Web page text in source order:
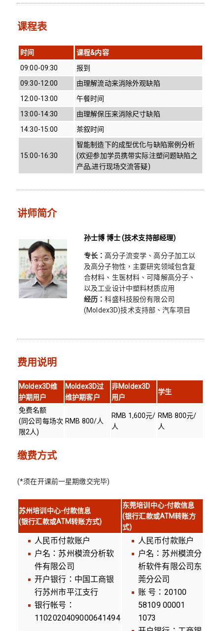
课程表
时间
课程&内容
09:00-09:30
报到
09:30-12:00
由理解流动来消除外观缺陷
12:00-13:00
午餐时间
13:00-14:30
由理解保压来消除尺寸缺陷
14:30-15:00
茶叙时间
15:00-16:30
智能制造下的成型优化与缺陷案例分析
(欢迎参加学员携带实际注塑问题缺陷之
产品,进行现场交流答疑)
讲师简介
孙士博 博士 (技术支持部经理)
专长：高分子流变学、高分子加工以
及高分子物性，主要研究领域包含复
合材料、生医材料、可降解高分子、
以及工业设计中塑料材质应用
经历：科盛科技股份有限公司
(Moldex3D)技术支持部、汽车项目
费用说明
Moldex3D维
护期用户
Moldex3D过
维护期客户
非Moldex3D
用户
学生
免费名额
(同公司每场次
限2人)
RMB 800/人
RMB 1,600元/
人
RMB 800元/
人
缴费方式
(*须在开课前一星期缴交完毕)
苏州培训中心-付款信息
(银行汇款或ATM转账方式)
东莞培训中心-付款信息
(银行汇款或ATM转账方
式)
人民币付款账户
户名：苏州模流分析软
件有限公司
开户银行：中国工商银
行苏州市平江支行
银行帐号：
1102020409000641494
人民币付款账户
户名：苏州模流分
析软件有限公司东
莞分公司
账 号：20100
58109 00001
1073